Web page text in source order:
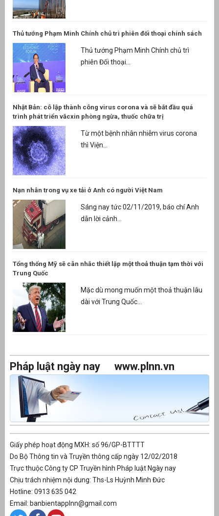
Thủ tướng Phạm Minh Chính chủ trì phiên đối thoại chính sách
Thủ tướng Phạm Minh Chính chủ trì
phiên Đối thoại...
Nhật Bản: cô lập thành công virus corona và sẽ bắt đầu quá
trình phát triển văcxin phòng ngừa, thuốc chữa trị
Từ một bệnh nhân nhiễm virus corona
thì Viện...
Nạn nhân trong vụ xe tải ở Anh có người Việt Nam
Sáng nay tức 02/11/2019, báo chí Anh
dẫn lời cảnh...
Tổng thống Mỹ sẽ cân nhắc thiết lập một thoả thuận tạm thời với
Trung Quốc
Mặc dù mong muốn một thoả thuận lâu
dài với Trung Quốc...
Pháp luật ngày nay www.plnn.vn
Giấy phép hoạt động MXH: số 96/GP-BTTTT
Do Bộ Thông tin và Truyền thông cấp ngày 12/02/2018
Trực thuộc Công ty CP Truyền hình Pháp luật Ngày nay
Chịu trách nhiệm nội dung: Ths-Ls Huỳnh Minh Đức
Hotline: 0913 635 042
Email: banbientapplnn@gmail.com